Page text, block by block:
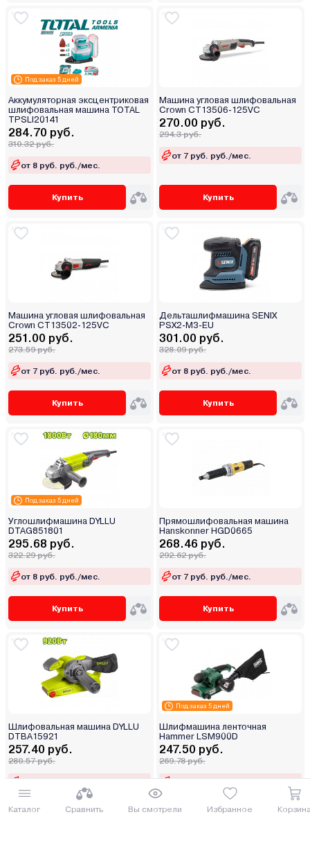
Каталог Сравнить Вы смотрели Избранное
Под заказ 5 дней
Аккумуляторная эксцентриковая
шлифовальная машина TOTAL
TPSLI20141
284.70 руб.
310.32 руб.
от 8 руб. руб./мес.
Купить
Машина угловая шлифовальная
Crown CT13506-125VC
270.00 руб.
294.3 руб.
от 7 руб. руб./мес.
Купить
Машина угловая шлифовальная
Crown CT13502-125VC
251.00 руб.
273.59 руб.
от 7 руб. руб./мес.
Купить
Дельташлифмашина SENIX
PSX2-M3-EU
301.00 руб.
328.09 руб.
от 8 руб. руб./мес.
Купить
Под заказ 5 дней
Углошлифмашина DYLLU
DTAG851801
295.68 руб.
322.29 руб.
от 8 руб. руб./мес.
Купить
Прямошлифовальная машина
Hanskonner HGD0665
268.46 руб.
292.62 руб.
от 7 руб. руб./мес.
Купить
Шлифовальная машина DYLLU
DTBA15921
257.40 руб.
280.57 руб.
от 7 руб. руб./мес.
Купить
Под заказ 5 дней
Шлифмашина ленточная
Hammer LSM900D
247.50 руб.
269.78 руб.
от 7 руб. руб./мес.
Купить